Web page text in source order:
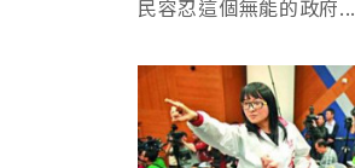
民容忍這個無能的政府...